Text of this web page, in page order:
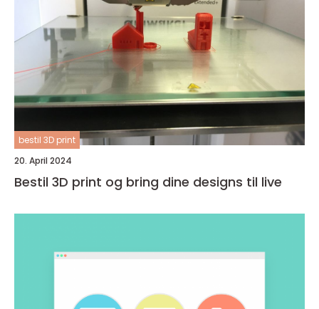
bestil 3D print
20. April 2024
Bestil 3D print og bring dine designs til live